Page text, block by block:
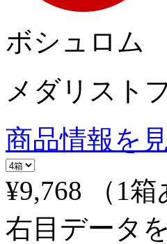
ボシュロム
メダリスト
商品情報を
¥9,768
（1
右目データ